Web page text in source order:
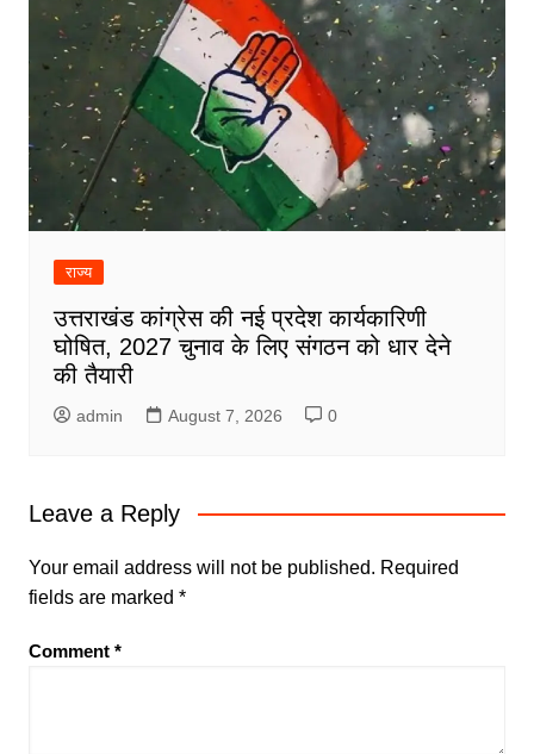
राज्य
उत्तराखंड कांग्रेस की नई प्रदेश कार्यकारिणी
घोषित, 2027 चुनाव के लिए संगठन को धार देने
की तैयारी
admin August 7, 2026 0
Leave a Reply
Your email address will not be published. Required
fields are marked *
Comment *